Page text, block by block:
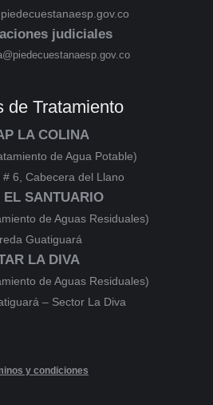
judiciales
de Tratamiento
LA COLINA
de Agua Potable)
6, Cabecera del Llano
EL SANTUARIO
de Aguas Residuales)
Guatiguará
LA DIVA
de Aguas Residuales)
– Sector La Diva
y condiciones